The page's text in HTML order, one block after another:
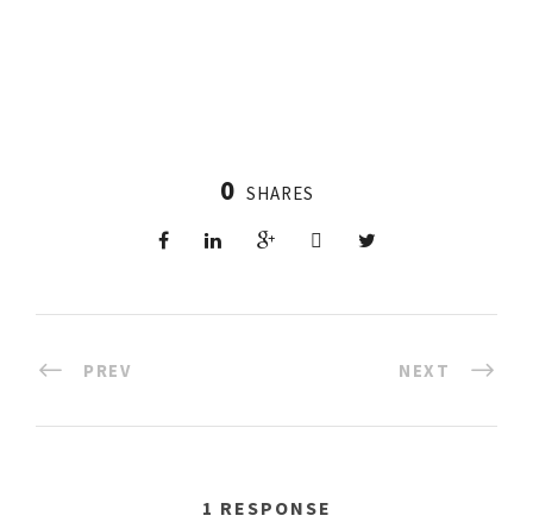
0 SHARES
PREV NEXT
1 RESPONSE